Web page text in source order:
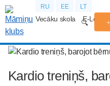
RU EE LT
Vecāku skola E-
Kardio treniņš,